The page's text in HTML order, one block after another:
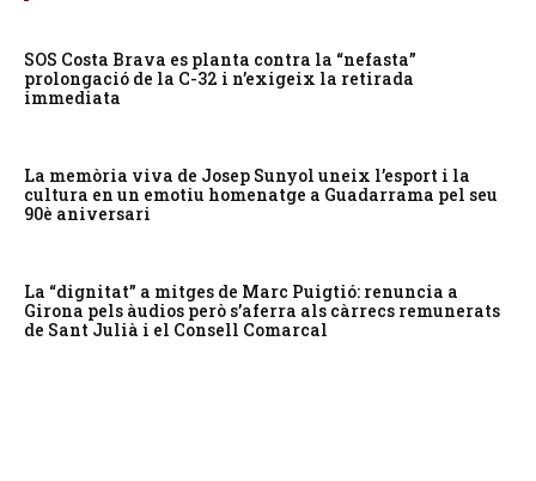
SOS Costa Brava es planta contra la “nefasta”
prolongació de la C-32 i n’exigeix la retirada
immediata
La memòria viva de Josep Sunyol uneix l’esport i la
cultura en un emotiu homenatge a Guadarrama pel seu
90è aniversari
La “dignitat” a mitges de Marc Puigtió: renuncia a
Girona pels àudios però s’aferra als càrrecs remunerats
de Sant Julià i el Consell Comarcal